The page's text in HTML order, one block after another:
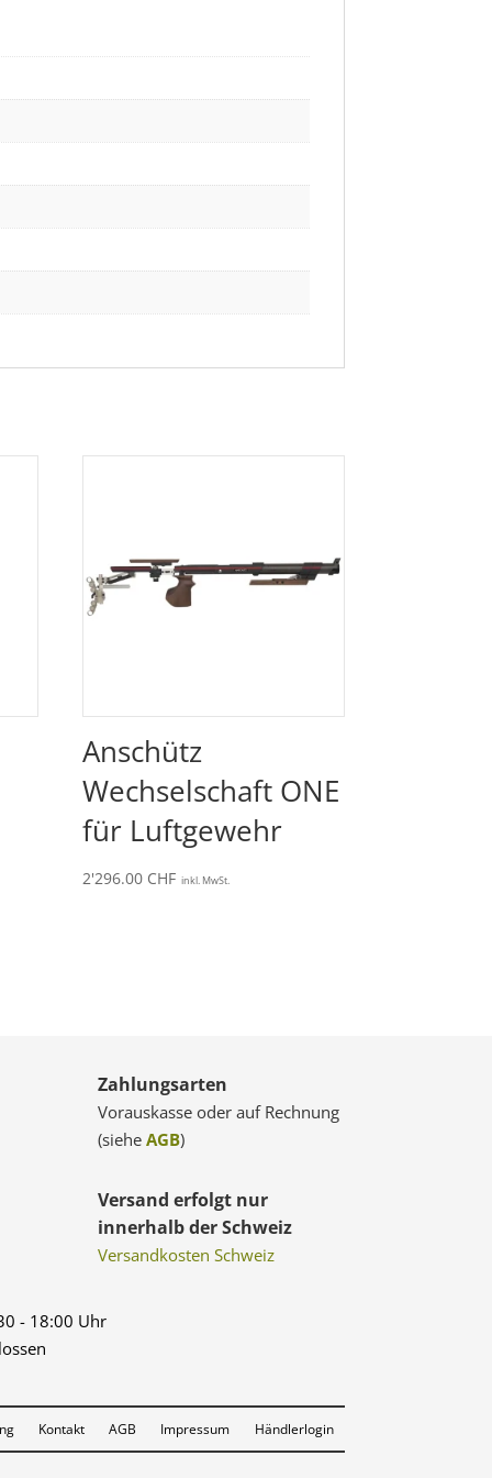
Anschütz
Wechselschaft ONE
für Luftgewehr
2'296.00 CHF inkl. MwSt.
Zahlungsarten
Vorauskasse oder auf Rechnung
(sieheAGB)
Versand erfolgt nur
innerhalb der Schweiz
Versandkosten Schweiz
- 18:00 Uhr
Kontakt AGB Impressum Händlerlogin